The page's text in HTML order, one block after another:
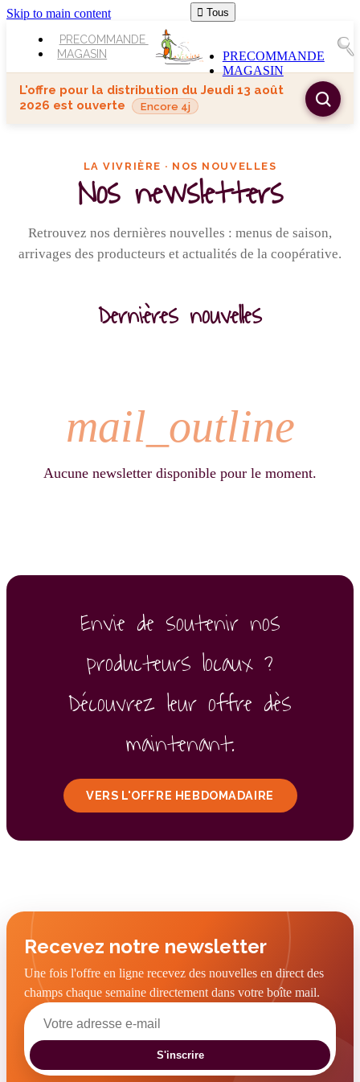
Skip to main content
PRECOMMANDE
MAGASIN
 Tous
PRECOMMANDE
MAGASIN
L'offre pour la distribution du Jeudi 13 août
2026 est ouverte Encore 4j
LA VIVRIÈRE · NOS NOUVELLES
Nos newsletters
Retrouvez nos dernières nouvelles : menus de saison,
arrivages des producteurs et actualités de la coopérative.
Dernières nouvelles
mail_outline
Aucune newsletter disponible pour le moment.
Envie de soutenir nos
producteurs locaux ?
Découvrez leur offre dès
maintenant.
VERS L'OFFRE HEBDOMADAIRE
Recevez notre newsletter
Une fois l'offre en ligne recevez des nouvelles en direct des
champs chaque semaine directement dans votre boîte mail.
S'inscrire